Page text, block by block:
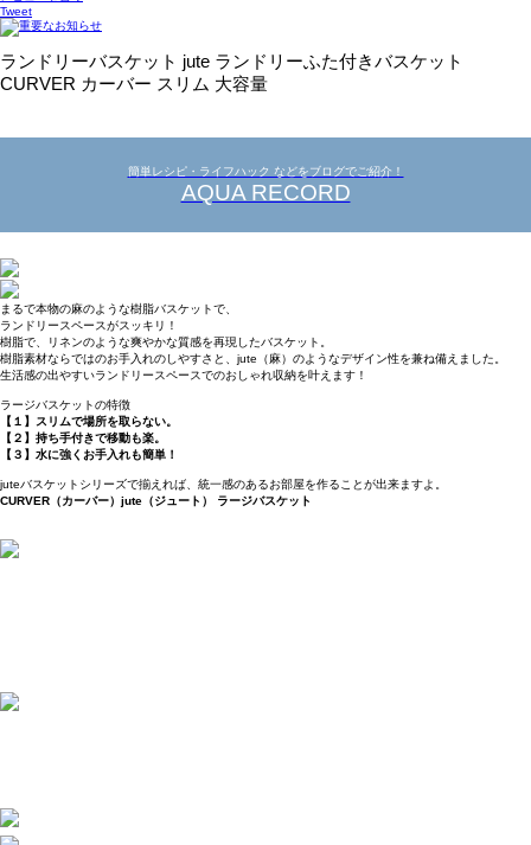
Tweet
ランドリーバスケット jute ランドリーふた付きバスケット
CURVER カーバー スリム 大容量
簡単レシピ・ライフハック などをブログでご紹介！
AQUA RECORD
まるで本物の麻のような樹脂バスケットで、
ランドリースペースがスッキリ！
樹脂で、リネンのような爽やかな質感を再現したバスケット。
樹脂素材ならではのお手入れのしやすさと、jute（麻）のようなデザイン性を兼ね備えました。
生活感の出やすいランドリースペースでのおしゃれ収納を叶えます！
ラージバスケットの特徴
【１】スリムで場所を取らない。
【２】持ち手付きで移動も楽。
【３】水に強くお手入れも簡単！
juteバスケットシリーズで揃えれば、統一感のあるお部屋を作ることが出来ますよ。
CURVER（カーバー）jute（ジュート） ラージバスケット